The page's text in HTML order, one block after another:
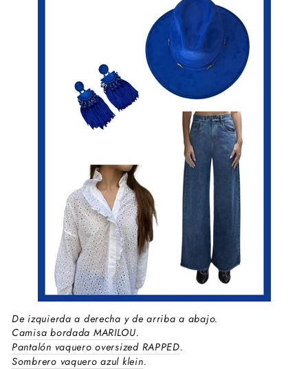
De izquierda a derecha y de arriba a abajo.
Camisa bordada MARILOU.
Pantalón vaquero oversized RAPPED.
Sombrero vaquero azul klein.